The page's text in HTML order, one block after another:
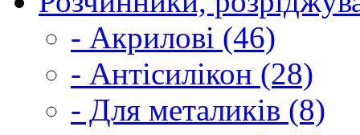
- Акрилові (46)
- Антісилікон (28)
- Для металиків (8)